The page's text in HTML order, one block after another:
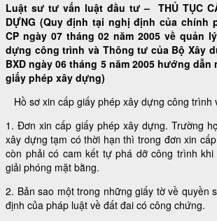
Luật sư tư vấn luật đầu tư – THỦ TỤC
DỰNG (Quy định tại nghị định của chính
CP ngày 07 tháng 02 năm 2005 về quản
dựng công trình và Thông tư của Bộ Xây
BXD ngày 06 tháng 5 năm 2005 hướng
giấy phép xây dựng)
Hồ sơ xin cấp giấy phép xây dựng công trình
1. Đơn xin cấp giấy phép xây dựng. Trường
xây dựng tạm có thời hạn thì trong đơn xin
còn phải có cam kết tự phá dỡ công trình
giải phóng mặt bằng.
2. Bản sao một trong những giấy tờ về quyền
định của pháp luật về đất đai có công chứng.